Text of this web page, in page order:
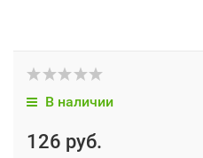
В наличии
126 руб.